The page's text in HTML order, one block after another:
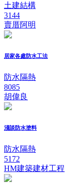
土建結構
3144
賣厝阿明
居家各處防水工法
防水隔熱
8085
胡偉良
淺談防水塗料
防水隔熱
5172
HM建築建材工程